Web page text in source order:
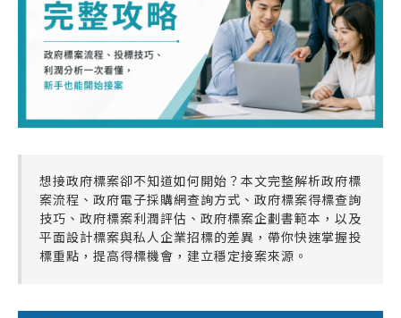
平台介紹
想接政府標案卻不知道如何開始？本文完整解析政府標
案流程、政府電子採購網查詢方式、政府標案得標查詢
技巧、政府標案利潤評估、政府標案企劃書範本，以及
平面設計標案與私人企業招標的差異，帶你快速掌握投
標重點，提高得標機會，建立穩定接案來源。